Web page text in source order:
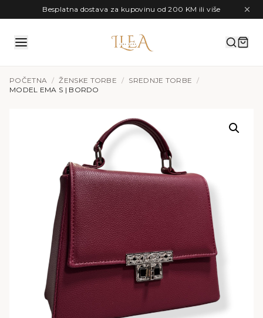
Preskoči na sadržajBesplatna dostava za kupovinu od 200 KM ili više
POČETNA / ŽENSKE TORBE / SREDNJE TORBE
/
MODEL EMA S | BORDO